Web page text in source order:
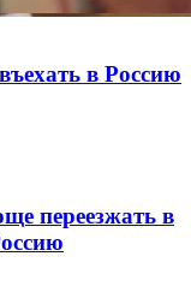
в Россию
переезжать в